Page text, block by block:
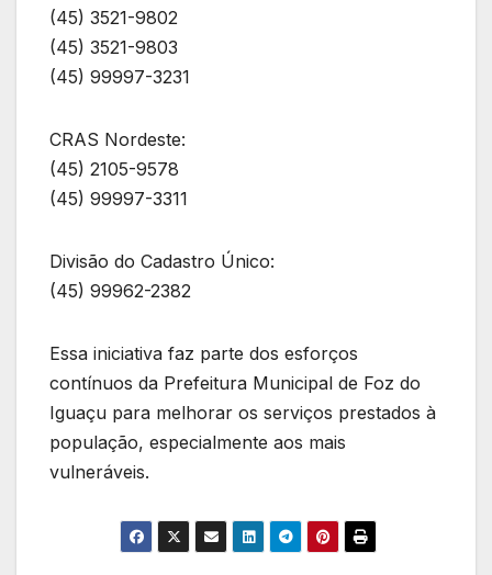
(45) 3521-9802
(45) 3521-9803
(45) 99997-3231
CRAS Nordeste:
(45) 2105-9578
(45) 99997-3311
Divisão do Cadastro Único:
(45) 99962-2382
Essa iniciativa faz parte dos esforços
contínuos da Prefeitura Municipal de Foz do
Iguaçu para melhorar os serviços prestados à
população, especialmente aos mais
vulneráveis.